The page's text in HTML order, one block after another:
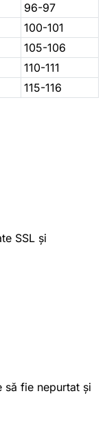
96-97
100-101
105-106
110-111
115-116
SSL și
să fie nepurtat și